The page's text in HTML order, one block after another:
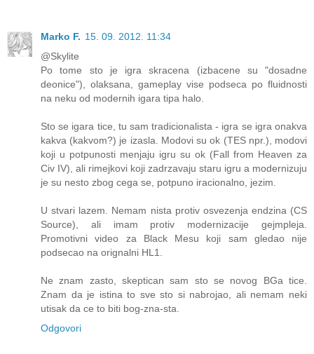
Marko F. 15. 09. 2012. 11:34
@Skylite
Po tome sto je igra skracena (izbacene su "dosadne
deonice"), olaksana, gameplay vise podseca po fluidnosti
na neku od modernih igara tipa halo.
Sto se igara tice, tu sam tradicionalista - igra se igra onakva
kakva (kakvom?) je izasla. Modovi su ok (TES npr.), modovi
koji u potpunosti menjaju igru su ok (Fall from Heaven za
Civ IV), ali rimejkovi koji zadrzavaju staru igru a modernizuju
je su nesto zbog cega se, potpuno iracionalno, jezim.
U stvari lazem. Nemam nista protiv osvezenja endzina (CS
Source), ali imam protiv modernizacije gejmpleja.
Promotivni video za Black Mesu koji sam gledao nije
podsecao na orignalni HL1.
Ne znam zasto, skeptican sam sto se novog BGa tice.
Znam da je istina to sve sto si nabrojao, ali nemam neki
utisak da ce to biti bog-zna-sta.
Odgovori